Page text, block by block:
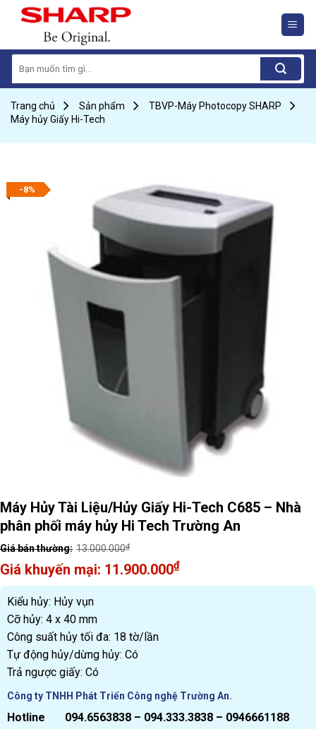
for:
Trang chủ Sản phẩm
TBVP-Máy Photocopy SHARP
Máy hủy Giấy Hi-Tech
-8%
Máy Hủy Tài Liệu/Hủy Giấy Hi-Tech C685 – Nhà
phân phối máy hủy Hi Tech Trường An
13.000.000₫
Original
price
was:
13.000.000₫.
11.900.000₫
Current
price
is:
11.900.000₫.
Kiểu hủy: Hủy vụn
Cỡ hủy: 4 x 40 mm
Công suất hủy tối đa: 18 tờ/lần
Tự động hủy/dừng hủy: Có
Trả ngược giấy: Có
Công ty TNHH Phát Triển Công nghệ Trường An.
Hotline 094.6563838 – 094.333.3838 – 0946661188